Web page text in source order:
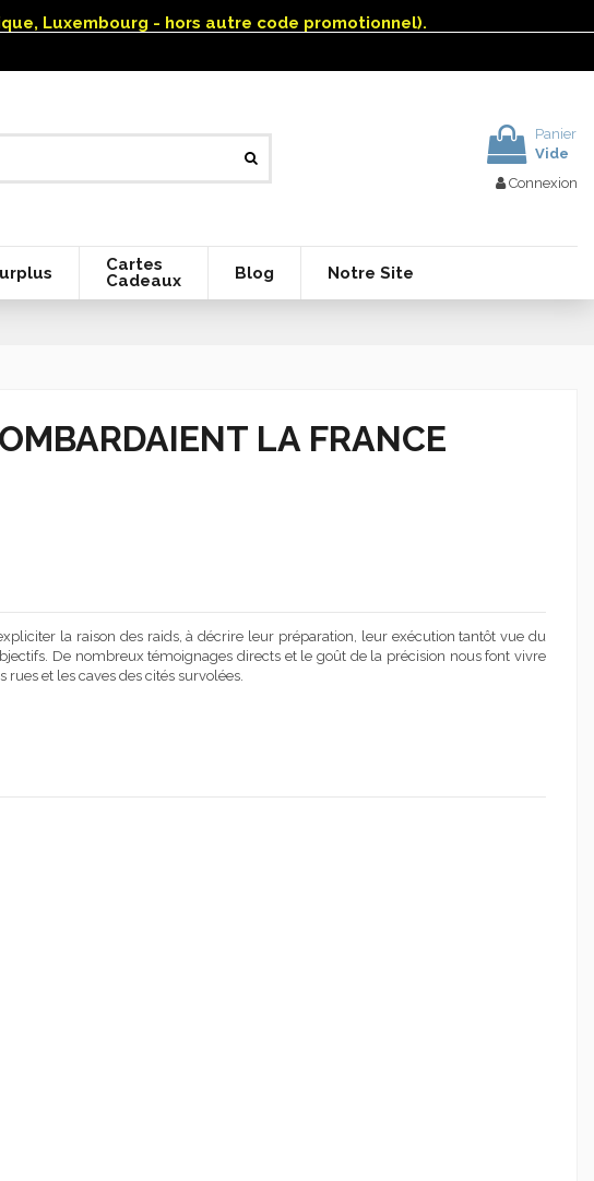
Luxembourg - hors autre code promotionnel).
Panier
Vide
Connexion
Cartes
Cadeaux
Blog Notre Site
LA FRANCE
la raison des raids, à décrire leur préparation, leur exécution tantôt vue du
De nombreux témoignages directs et le goût de la précision nous font vivre
et les caves des cités survolées.